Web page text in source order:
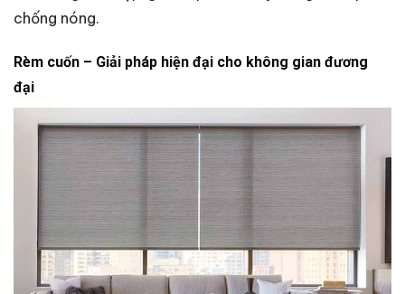
chống nóng.
Rèm cuốn – Giải pháp hiện đại cho không gian đương
đại